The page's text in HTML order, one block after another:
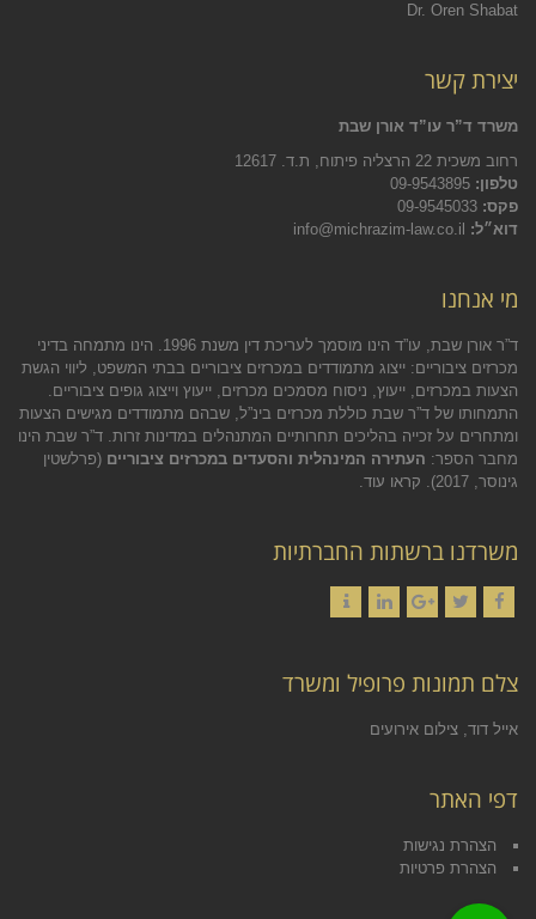
Dr. Oren Shabat
יצירת קשר
משרד ד”ר עו”ד אורן שבת
רחוב משכית 22 הרצליה פיתוח, ת.ד. 12617
טלפון:
פקס:
דוא״ל:
מי אנחנו
ד”ר אורן שבת, עו”ד הינו מוסמך לעריכת דין משנת 1996. הינו מתמחה בדיני
מכרזים ציבוריים: ייצוג מתמודדים במכרזים ציבוריים בבתי המשפט, ליווי הגשת
הצעות במכרזים, ייעוץ, ניסוח מסמכים מכרזים, ייעוץ וייצוג גופים ציבוריים.
התמחותו של ד”ר שבת כוללת מכרזים בינ”ל, שבהם מתמודדים מגישים הצעות
ומתחרים על זכייה בהליכים תחרותיים המתנהלים במדינות זרות. ד”ר שבת הינו
מחבר הספר: העתירה המינהלית והסעדים במכרזים ציבוריים (פרלשטין
גינוסר, 2017).
קראו עוד.
משרדנו ברשתות החברתיות
צלם תמונות פרופיל ומשרד
אייל דוד, צילום אירועים
דפי האתר
הצהרת נגישות
הצהרת פרטיות